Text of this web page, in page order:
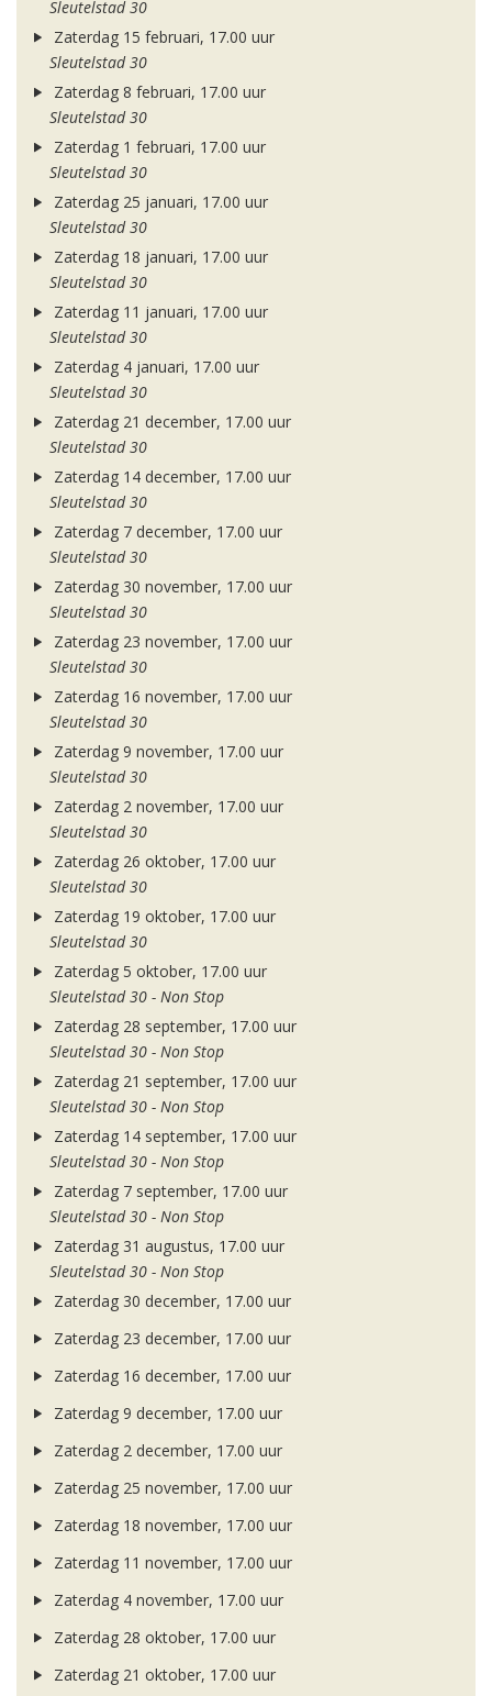
Sleutelstad 30
Zaterdag 15 februari, 17.00 uur
Sleutelstad 30
Zaterdag 8 februari, 17.00 uur
Sleutelstad 30
Zaterdag 1 februari, 17.00 uur
Sleutelstad 30
Zaterdag 25 januari, 17.00 uur
Sleutelstad 30
Zaterdag 18 januari, 17.00 uur
Sleutelstad 30
Zaterdag 11 januari, 17.00 uur
Sleutelstad 30
Zaterdag 4 januari, 17.00 uur
Sleutelstad 30
Zaterdag 21 december, 17.00 uur
Sleutelstad 30
Zaterdag 14 december, 17.00 uur
Sleutelstad 30
Zaterdag 7 december, 17.00 uur
Sleutelstad 30
Zaterdag 30 november, 17.00 uur
Sleutelstad 30
Zaterdag 23 november, 17.00 uur
Sleutelstad 30
Zaterdag 16 november, 17.00 uur
Sleutelstad 30
Zaterdag 9 november, 17.00 uur
Sleutelstad 30
Zaterdag 2 november, 17.00 uur
Sleutelstad 30
Zaterdag 26 oktober, 17.00 uur
Sleutelstad 30
Zaterdag 19 oktober, 17.00 uur
Sleutelstad 30
Zaterdag 5 oktober, 17.00 uur
Sleutelstad 30 - Non Stop
Zaterdag 28 september, 17.00 uur
Sleutelstad 30 - Non Stop
Zaterdag 21 september, 17.00 uur
Sleutelstad 30 - Non Stop
Zaterdag 14 september, 17.00 uur
Sleutelstad 30 - Non Stop
Zaterdag 7 september, 17.00 uur
Sleutelstad 30 - Non Stop
Zaterdag 31 augustus, 17.00 uur
Sleutelstad 30 - Non Stop
Zaterdag 30 december, 17.00 uur
Zaterdag 23 december, 17.00 uur
Zaterdag 16 december, 17.00 uur
Zaterdag 9 december, 17.00 uur
Zaterdag 2 december, 17.00 uur
Zaterdag 25 november, 17.00 uur
Zaterdag 18 november, 17.00 uur
Zaterdag 11 november, 17.00 uur
Zaterdag 4 november, 17.00 uur
Zaterdag 28 oktober, 17.00 uur
Zaterdag 21 oktober, 17.00 uur